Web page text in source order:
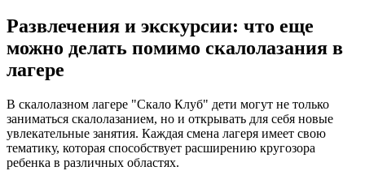
Развлечения и экскурсии: что еще
можно делать помимо скалолазания в
лагере
В скалолазном лагере "Скало Клуб" дети могут не только
заниматься скалолазанием, но и открывать для себя новые
увлекательные занятия. Каждая смена лагеря имеет свою
тематику, которая способствует расширению кругозора
ребенка в различных областях.